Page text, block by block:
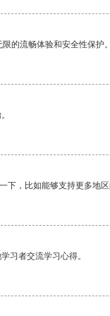
的流畅体验和安全性保护。
下，比如能够支持更多地区
习者交流学习心得。